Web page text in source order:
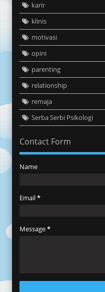
karir
klinis
motivasi
opini
parenting
relationship
remaja
Serba Serbi Psikologi
Contact Form
Name
Email*
Message*